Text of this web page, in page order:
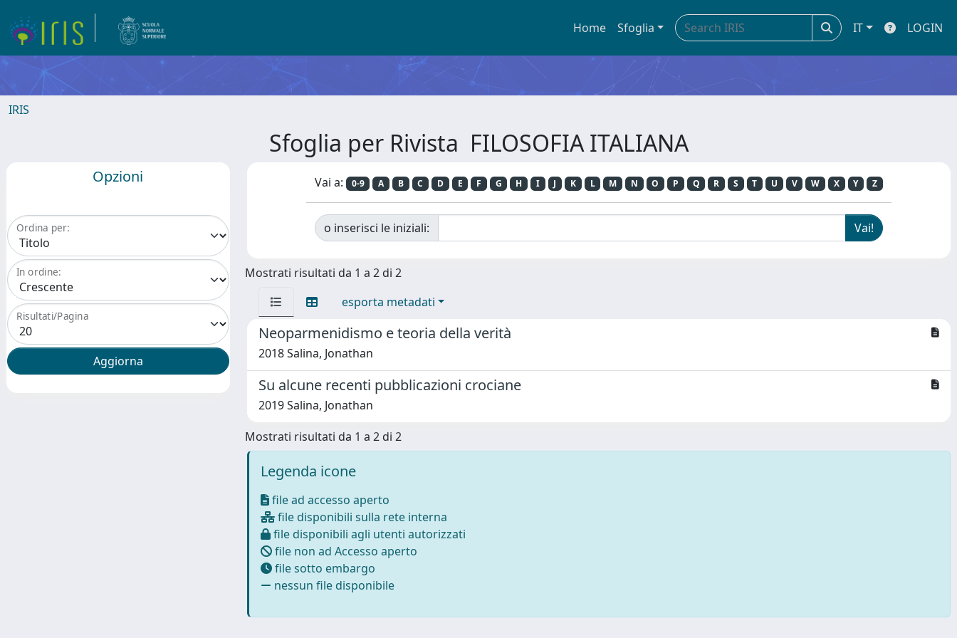
Home Sfoglia IT LOGIN
IRIS
Sfoglia per Rivista FILOSOFIA ITALIANA
Opzioni
Ordina per:
In ordine:
Risultati/Pagina
Vai a: 0-9 A B C D E F G H I J K L M N O P Q R S T U V W X Y Z
o inserisci le iniziali:
Mostrati risultati da 1 a 2 di 2
esporta metadati
Neoparmenidismo e teoria della verità
2018 Salina, Jonathan
Su alcune recenti pubblicazioni crociane
2019 Salina, Jonathan
Mostrati risultati da 1 a 2 di 2
Legenda icone
file ad accesso aperto
file disponibili sulla rete interna
file disponibili agli utenti autorizzati
file non ad Accesso aperto
file sotto embargo
nessun file disponibile